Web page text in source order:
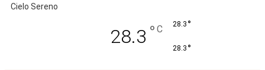
Cielo Sereno
28.3 ° C 28.3 °
28.3 °